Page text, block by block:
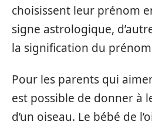
choisissent leur prénom
signe astrologique,
la signification du
Pour les parents qui
est possible de donner à
d’un oiseau. Le bébé de